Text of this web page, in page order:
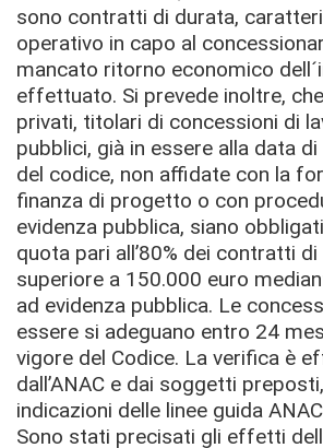
sono contratti di durata,
operativo in capo al
mancato ritorno economico
effettuato. Si prevede inoltre,
privati, titolari di concessioni di
pubblici, già in essere alla data
del codice, non affidate con la
finanza di progetto o con
evidenza pubblica, siano
quota pari all’80% dei contratti
superiore a 150.000 euro
ad evidenza pubblica. Le
essere si adeguano entro 24
vigore del Codice. La verifica è
dall’ANAC e dai soggetti
indicazioni delle linee guida
Sono stati precisati gli effetti